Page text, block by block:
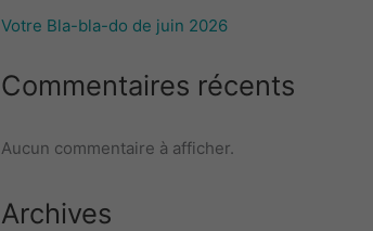
Votre Bla-bla-do de juin 2026
Commentaires récents
Aucun commentaire à afficher.
Archives